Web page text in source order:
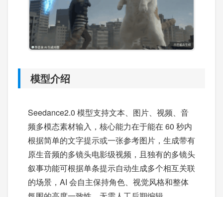
模型介绍
Seedance2.0 模型支持文本、图片、视频、音
频多模态素材输入，核心能力在于能在 60 秒内
根据简单的文字提示或一张参考图片，生成带有
原生音频的多镜头电影级视频，且独有的多镜头
叙事功能可根据单条提示自动生成多个相互关联
的场景，AI 会自主保持角色、视觉风格和整体